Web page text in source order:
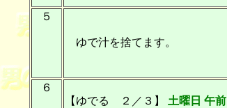
５
ゆで汁を捨てます。
６
【ゆでる ２／３】
土曜日 午